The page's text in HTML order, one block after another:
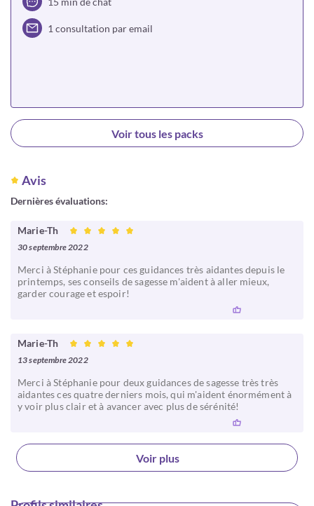
1 consultation par email
Choisir
Voir tous les packs
Avis
Dernières évaluations:
Marie-Th
30 septembre 2022
Merci à Stéphanie pour ces guidances très aidantes depuis le
printemps, ses conseils de sagesse m'aident à aller mieux,
garder courage et espoir!
Marie-Th
13 septembre 2022
Merci à Stéphanie pour deux guidances de sagesse très très
aidantes ces quatre derniers mois, qui m'aident énormément à
y voir plus clair et à avancer avec plus de sérénité!
Voir plus